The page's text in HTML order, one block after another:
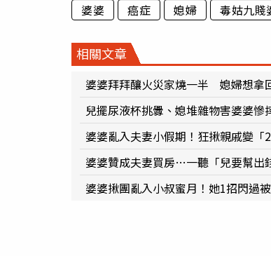
婆婆 癌症 媳婦 毒姑九賤
相關文章
婆婆拜拜釀火災家燒一半 媳婦想拿
兒擺尿液杯挑釁、媳堆雜物害婆婆
婆婆亂入夫妻小假期！狂揪親戚變
婆婆贊成夫妻買房…一聽「兒要幫
婆婆揪團亂入小叔蜜月！她1招閃過